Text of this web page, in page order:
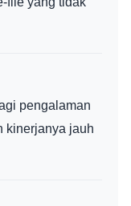
pengalaman
kinerjanya jauh